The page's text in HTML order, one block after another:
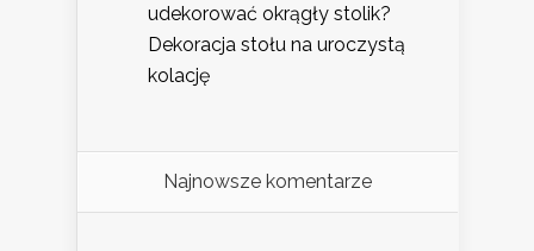
udekorować okrągły stolik?
Dekoracja stołu na uroczystą
kolację
Najnowsze komentarze